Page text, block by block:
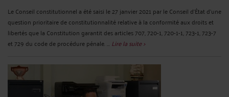
Le Conseil constitutionnel a été saisi le 27 janvier 2021 par le Conseil d'État d'une
question prioritaire de constitutionnalité relative à la conformité aux droits et
libertés que la Constitution garantit des articles 707, 720-1, 720-1-1, 723-1, 723-7
et 729 du code de procédure pénale. ... Lire la suite >